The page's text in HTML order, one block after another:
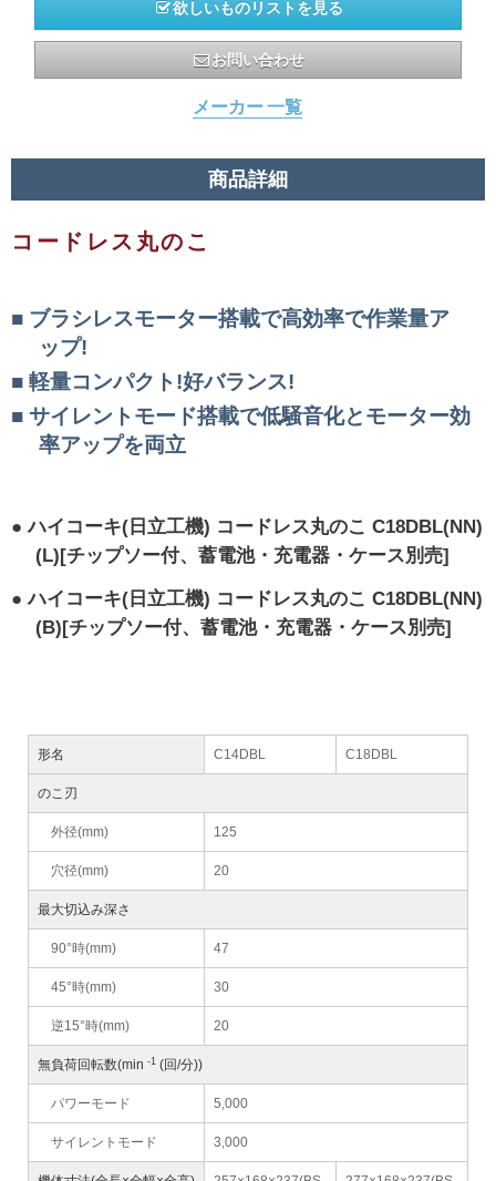
欲しいものリストを見る
お問い合わせ
メーカー 一覧
商品詳細
コードレス丸のこ
ブラシレスモーター搭載で高効率で作業量ア
ップ!
軽量コンパクト!好バランス!
サイレントモード搭載で低騒音化とモーター効
率アップを両立
ハイコーキ(日立工機) コードレス丸のこ C18DBL(NN)
(L)[チップソー付、蓄電池・充電器・ケース別売]
ハイコーキ(日立工機) コードレス丸のこ C18DBL(NN)
(B)[チップソー付、蓄電池・充電器・ケース別売]
形名 C14DBL C18DBL
のこ刃
外径(mm) 125
穴径(mm) 20
最大切込み深さ
90°時(mm) 47
45°時(mm) 30
逆15°時(mm) 20
無負荷回転数(min -1 (回/分))
パワーモード 5,000
サイレントモード 3,000